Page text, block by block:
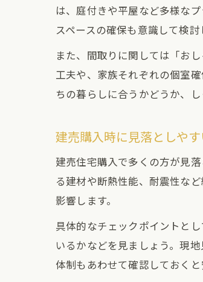
は、庭付きや平屋など多様な
スペースの確保も意識して検討
また、間取りに関しては「お
工夫や、家族それぞれの個室
ちの暮らしに合うかどうか、
建売購入時に見落としや
建売住宅購入で多くの方が見
る建材や断熱性能、耐震性な
影響します。
具体的なチェックポイントと
いるかなどを見ましょう。現
体制もあわせて確認しておくと